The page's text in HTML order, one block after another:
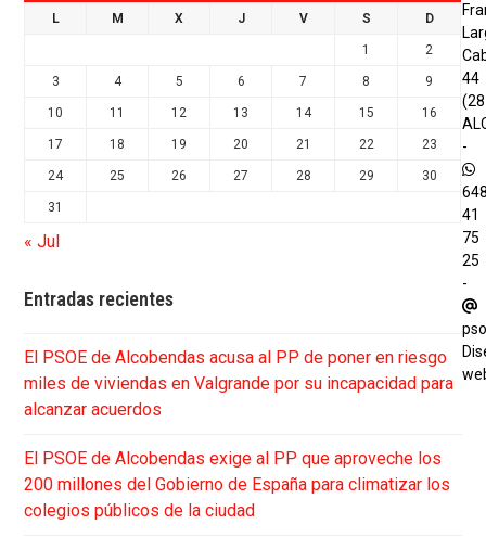
L M X J V S D
1 2
3 4 5 6 7 8 9
10 11 12 13 14 15 16
17 18 19 20 21 22 23
24 25 26 27 28 29 30
31
« Jul
Entradas recientes
El PSOE de Alcobendas acusa al PP de poner en riesgo
miles de viviendas en Valgrande por su incapacidad para
alcanzar acuerdos
El PSOE de Alcobendas exige al PP que aproveche los
200 millones del Gobierno de España para climatizar los
colegios públicos de la ciudad
44
-
41
75
25
-